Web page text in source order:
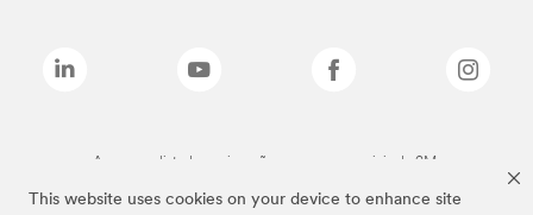
This website uses cookies on your device to enhance site
As marcas listadas a cima são marcas comerciais da 3M.